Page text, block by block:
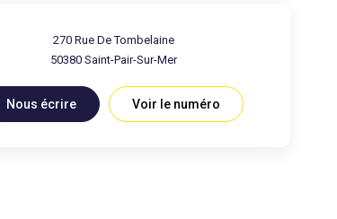
270 Rue De Tombelaine
50380 Saint-Pair-Sur-Mer
Nous écrire Voir le numéro